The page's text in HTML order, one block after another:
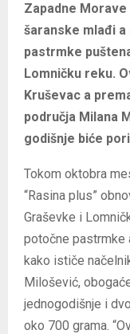
Zapadne
šaranske mlađi
pastrmke
Lomničku reku.
Kruševac a
područja Milana
godišnje biće
Tokom oktobra
“Rasina plus”
Graševke i
potočne pastrmke
kako ističe
Milošević,
jednogodišnje i
oko 700 grama.